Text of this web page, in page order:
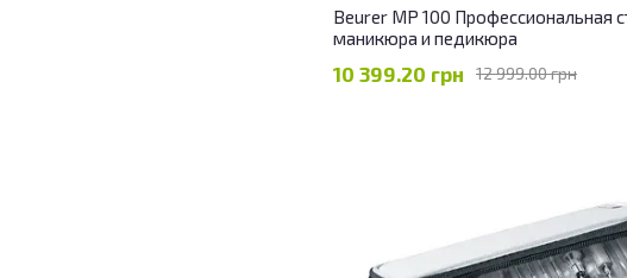
Beurer MP 100 Профессиональная
маникюра и педикюра
12 999.00 грн
10 399.20 грн